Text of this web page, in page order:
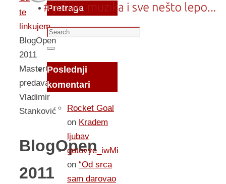
te
linkujem...
BlogOpen
2011
MasterClass
predavanje
Vladimir
Stanković
BlogOpen
2011
Pretraga
Search
for:
Search
Poslednji
komentari
Rocket Goal
on Kradem
ljubav
gotovye_iwMi
on “Od srca
sam darovao